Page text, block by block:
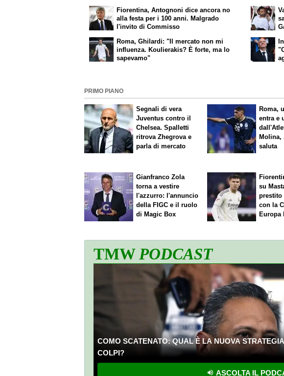
Fiorentina, Antognoni dice ancora no
alla festa per i 100 anni. Malgrado
l'invito di Commisso
Roma, Ghilardi: "Il mercato non mi
influenza. Koulierakis? È forte, ma lo
sapevamo"
PRIMO PIANO
Segnali di vera
Juventus contro il
Chelsea. Spalletti
ritrova Zhegrova e
parla di mercato
Roma,
entra e
Molina,
saluta
Gianfranco Zola
torna a vestire
l'azzurro: l'annuncio
della FIGC e il ruolo
di Magic Box
su
prestito
con la
Europa
TMWPODCAST
COMO SCATENATO: QUAL È LA NUOVA
COLPI?
ASCOLTA IL